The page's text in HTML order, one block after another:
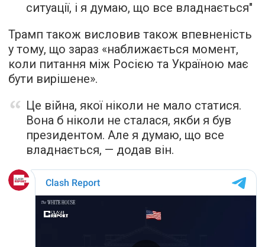
ситуації, і я думаю, що все владнається"
Трамп також висловив також впевненість
у тому, що зараз «наближається момент,
коли питання між Росією та Україною має
бути вирішене».
Це війна, якої ніколи не мало статися.
Вона б ніколи не сталася, якби я був
президентом. Але я думаю, що все
владнається, — додав він.